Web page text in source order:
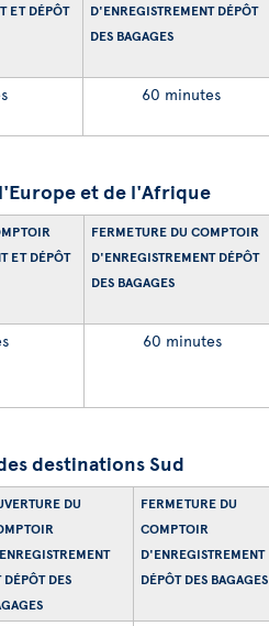
ET DÉPÔT
D'ENREGISTREMENT DÉPÔT
DES BAGAGES
60 minutes
et de l'Afrique
ET DÉPÔT
FERMETURE DU COMPTOIR
D'ENREGISTREMENT DÉPÔT
DES BAGAGES
60 minutes
destinations Sud
DU
DÉPÔT DES
FERMETURE DU
COMPTOIR
D'ENREGISTREMENT
DÉPÔT DES BAGAGES